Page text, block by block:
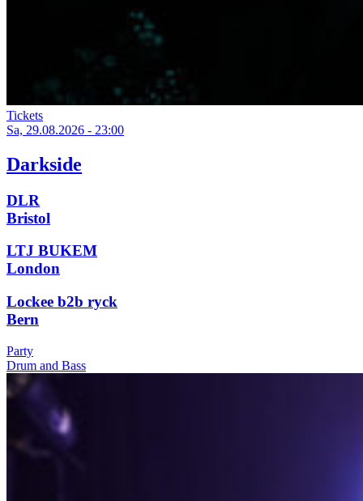
Tickets
Sa, 29.08.2026 - 23:00
Darkside
DLR
Bristol
LTJ BUKEM
London
Lockee b2b ryck
Bern
Party
Drum and Bass